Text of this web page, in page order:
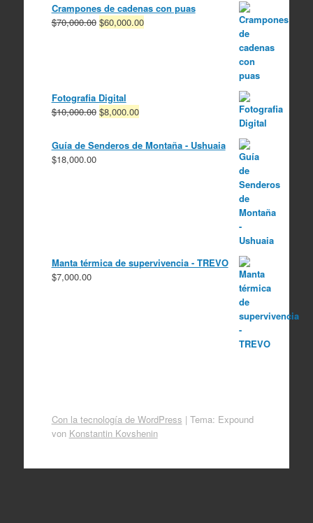
Crampones de cadenas con puas
$70,000.00 El
$60,000.00El
Fotografia Digital
$10,000.00 El
era:
$8,000.00El
es:
Guía de Senderos de Montaña - Ushuaia
$18,000.00
Manta térmica de supervivencia - TREVO
$7,000.00
Con la tecnología de WordPress | Tema: Expound
von Konstantin Kovshenin